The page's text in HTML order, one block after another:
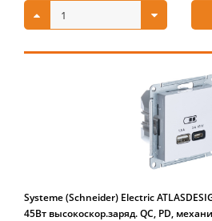
Systeme (Schneider) Electric
45Вт высокоскор.заряд. QC, PD,